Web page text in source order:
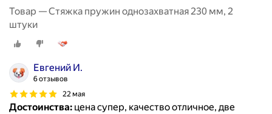
Товар — Стяжка пружин однозахватная 230 мм, 2
штуки
Евгений И.
6 отзывов
22 мая
Достоинства: цена супер, качество отличное, две